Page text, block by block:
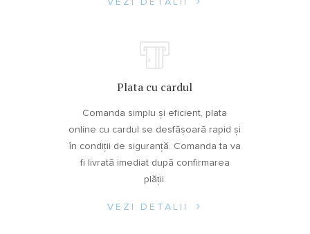
VEZI DETALII
Plata cu cardul
Comanda simplu și eficient, plata
online cu cardul se desfășoară rapid și
în condiții de siguranță. Comanda ta va
fi livrată imediat după confirmarea
plății.
VEZI DETALII